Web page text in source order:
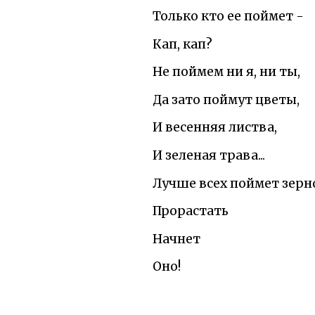
Только кто ее поймет -
Кап, кап?
Не поймем ни я, ни ты,
Да зато поймут цветы,
И весенняя листва,
И зеленая трава...
Лучше всех поймет
Прорастать
Начнет
Оно!